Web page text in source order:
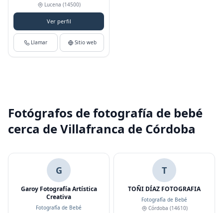
Lucena (14500)
Ver perfil
Llamar Sitio web
Fotógrafos de fotografía de bebé
cerca de Villafranca de Córdoba
G
Garoy Fotografía Artística
Creativa
Fotografía de Bebé
T
TOÑI DÍAZ FOTOGRAFIA
Fotografía de Bebé
Córdoba (14610)